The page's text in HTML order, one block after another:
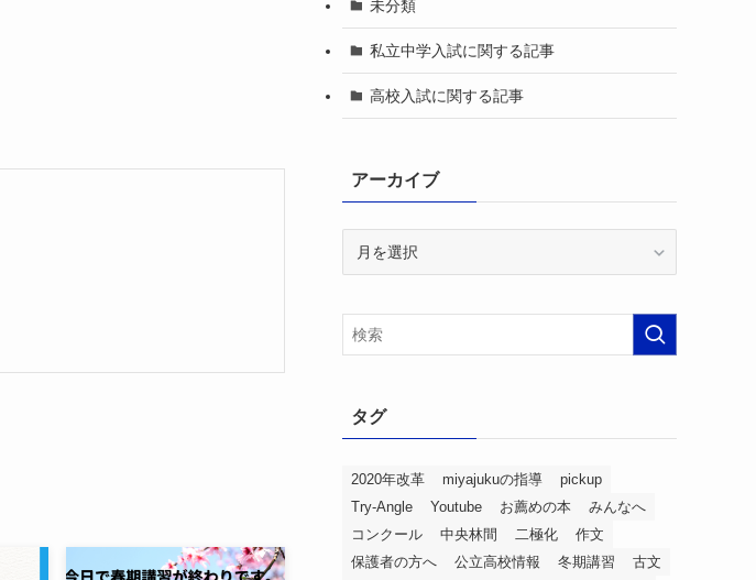
未分類
私立中学入試に関する記事
高校入試に関する記事
アーカイブ
イ
ブ
タグ
2020年改革 miyajukuの指導
pickup
Try-Angle
Youtube お薦めの本
みんなへ
コンクール
中央林間 二極化
作文
保護者の方へ
公立高校情報 冬期講習
古文